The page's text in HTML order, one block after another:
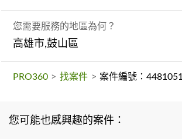
您需要服務的地區為何？
高雄市,鼓山區
PRO360 > 找案件 > 案件編號：4481051
您可能也感興趣的案件：